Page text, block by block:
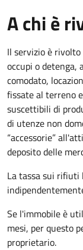
A chi è
Il servizio è
occupi o
comodato,
fissate al terreno
suscettibili di
di utenze non
“accessorie”
deposito delle
La tassa sui rifiuti
Se l'immobile è
mesi, per questo
proprietario.